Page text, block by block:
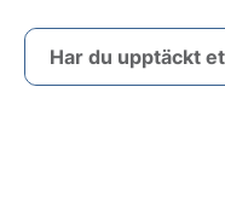
Har du upptäckt